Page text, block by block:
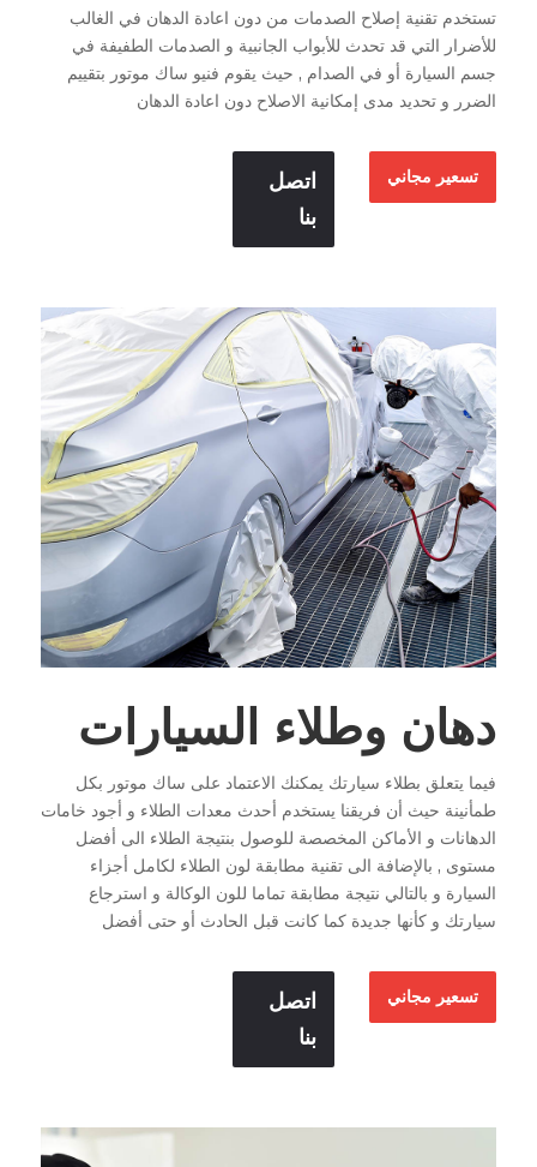
تستخدم تقنية إصلاح الصدمات من دون اعادة الدهان في الغالب
للأضرار التي قد تحدث للأبواب الجانبية و الصدمات الطفيفة في
جسم السيارة أو في الصدام , حيث يقوم فنيو ساك موتور بتقييم
الضرر و تحديد مدى إمكانية الاصلاح دون اعادة الدهان
تسعير مجاني
اتصل
بنا
دهان وطلاء السيارات
فيما يتعلق بطلاء سيارتك يمكنك الاعتماد على ساك موتور بكل
طمأنينة حيث أن فريقنا يستخدم أحدث معدات الطلاء و أجود خامات
الدهانات و الأماكن المخصصة للوصول بنتيجة الطلاء الى أفضل
مستوى , بالإضافة الى تقنية مطابقة لون الطلاء لكامل أجزاء
السيارة و بالتالي نتيجة مطابقة تماما للون الوكالة و استرجاع
سيارتك و كأنها جديدة كما كانت قبل الحادث أو حتى أفضل
تسعير مجاني
اتصل
بنا